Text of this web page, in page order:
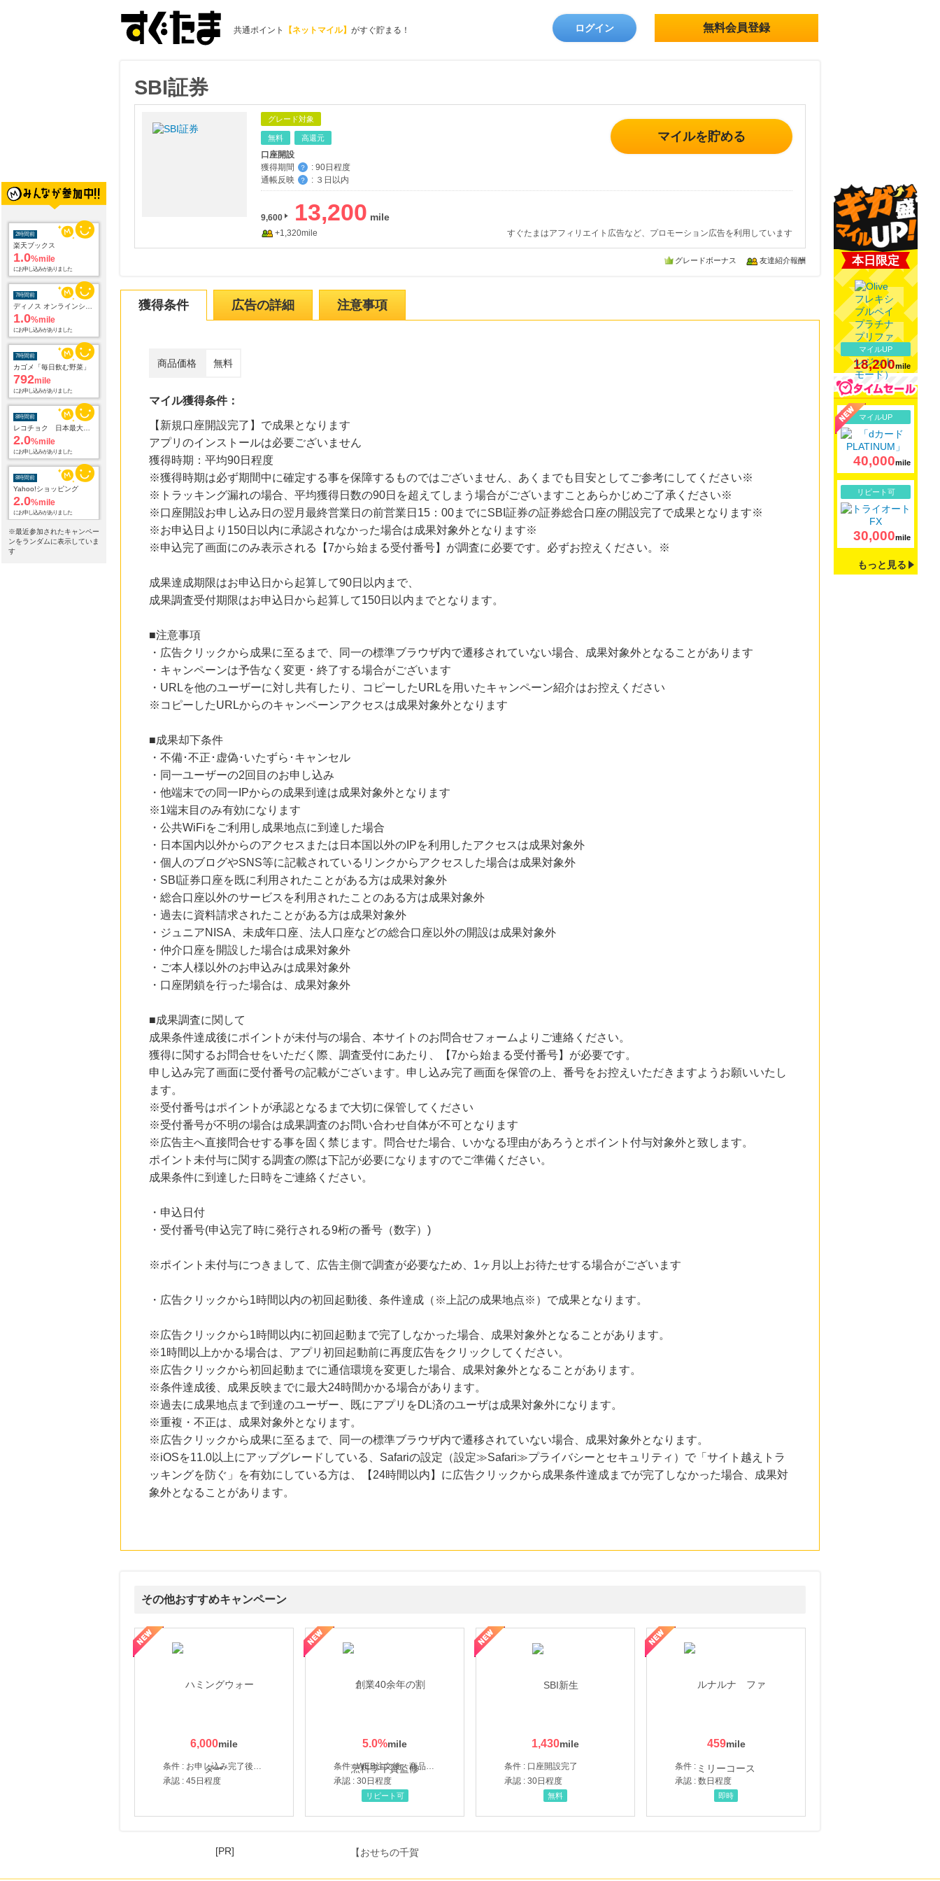
共通ポイント 【ネットマイル】 がすぐ貯まる！ ログイン 無料会員登録
2時間前
楽天ブックス
にお申し込みがありました
7時間前
1.0%mile
にお申し込みがありました
7時間前
カゴメ「毎日飲む野菜」
792mile
にお申し込みがありました
8時間前
2.0%mile
にお申し込みがありました
8時間前
Yahoo!ショッピング
2.0%mile
にお申し込みがありました
8時間前
3.8%mile
にお申し込みがありました
※最近参加されたキャンペー
ンをランダムに表示していま
す
SBI証券
グレード対象
無料 高還元
口座開設
獲得期間
？ : 90日程度
通帳反映
？ : ３日以内
マイルを貯める
9,600 13,200
+1,320mile すぐたまはアフィリエイト広告など、プロモーション広告を利用しています
グレードボーナス 友達紹介報酬
獲得条件 広告の詳細 注意事項
商品価格 無料
マイル獲得条件：
【新規口座開設完了】で成果となります
アプリのインストールは必要ございません
獲得時期：平均90日程度
※獲得時期は必ず期間中に確定する事を保障するものではございません、あくまでも目安としてご参考にしてください※
※トラッキング漏れの場合、平均獲得日数の90日を超えてしまう場合がございますことあらかじめご了承ください※
※口座開設お申し込み日の翌月最終営業日の前営業日15：00までにSBI証券の証券総合口座の開設完了で成果となります※
※お申込日より150日以内に承認されなかった場合は成果対象外となります※
※申込完了画面にのみ表示される【7から始まる受付番号】が調査に必要です。必ずお控えください。※
成果達成期限はお申込日から起算して90日以内まで、
成果調査受付期限はお申込日から起算して150日以内までとなります。
■注意事項
・広告クリックから成果に至るまで、同一の標準ブラウザ内で遷移されていない場合、成果対象外となることがあります
・キャンペーンは予告なく変更・終了する場合がございます
・URLを他のユーザーに対し共有したり、コピーしたURLを用いたキャンペーン紹介はお控えください
※コピーしたURLからのキャンペーンアクセスは成果対象外となります
■成果却下条件
・不備･不正･虚偽･いたずら･キャンセル
・同一ユーザーの2回目のお申し込み
・他端末での同一IPからの成果到達は成果対象外となります
※1端末目のみ有効になります
・公共WiFiをご利用し成果地点に到達した場合
・日本国内以外からのアクセスまたは日本国以外のIPを利用したアクセスは成果対象外
・個人のブログやSNS等に記載されているリンクからアクセスした場合は成果対象外
・SBI証券口座を既に利用されたことがある方は成果対象外
・総合口座以外のサービスを利用されたことのある方は成果対象外
・過去に資料請求されたことがある方は成果対象外
・ジュニアNISA、未成年口座、法人口座などの総合口座以外の開設は成果対象外
・仲介口座を開設した場合は成果対象外
・ご本人様以外のお申込みは成果対象外
・口座閉鎖を行った場合は、成果対象外
■成果調査に関して
成果条件達成後にポイントが未付与の場合、本サイトのお問合せフォームよりご連絡ください。
獲得に関するお問合せをいただく際、調査受付にあたり、【7から始まる受付番号】が必要です。
申し込み完了画面に受付番号の記載がございます。申し込み完了画面を保管の上、番号をお控えいただきますようお願いいたし
ます。
※受付番号はポイントが承認となるまで大切に保管してください
※受付番号が不明の場合は成果調査のお問い合わせ自体が不可となります
※広告主へ直接問合せする事を固く禁じます。問合せた場合、いかなる理由があろうとポイント付与対象外と致します。
ポイント未付与に関する調査の際は下記が必要になりますのでご準備ください。
成果条件に到達した日時をご連絡ください。
・申込日付
・受付番号(申込完了時に発行される9桁の番号（数字）)
※ポイント未付与につきまして、広告主側で調査が必要なため、1ヶ月以上お待たせする場合がございます
・広告クリックから1時間以内の初回起動後、条件達成（※上記の成果地点※）で成果となります。
※広告クリックから1時間以内に初回起動まで完了しなかった場合、成果対象外となることがあります。
※1時間以上かかる場合は、アプリ初回起動前に再度広告をクリックしてください。
※広告クリックから初回起動までに通信環境を変更した場合、成果対象外となることがあります。
※条件達成後、成果反映までに最大24時間かかる場合があります。
※過去に成果地点まで到達のユーザー、既にアプリをDL済のユーザは成果対象外になります。
※重複・不正は、成果対象外となります。
※広告クリックから成果に至るまで、同一の標準ブラウザ内で遷移されていない場合、成果対象外となります。
※iOSを11.0以上にアップグレードしている、Safariの設定（設定≫Safari≫プライバシーとセキュリティ）で「サイト越えトラ
ッキングを防ぐ」を有効にしている方は、【24時間以内】に広告クリックから成果条件達成までが完了しなかった場合、成果対
象外となることがあります。
その他おすすめキャンペーン
6,000
条件 : お申し込み完了後、決済登録完了と1ヶ月以内のサーバー初回設置。
承認 : 45日程度
5.0%
条件 : WEB注文後、商品受け取り+入金確認時点
承認 : 30日程度
【おせちの千賀屋】おもてなし参道本店
リピート可
1,430
条件 : 口座開設完了
承認 : 30日程度
SBI新生銀行「口座開設」
無料
459
条件 :
承認 : 数日程度
ルナルナ ファミリーコース
即時
本日限定
マイルUP
18,200mile
マイルUP
40,000mile
リピート可
30,000mile
もっと見る
[PR]